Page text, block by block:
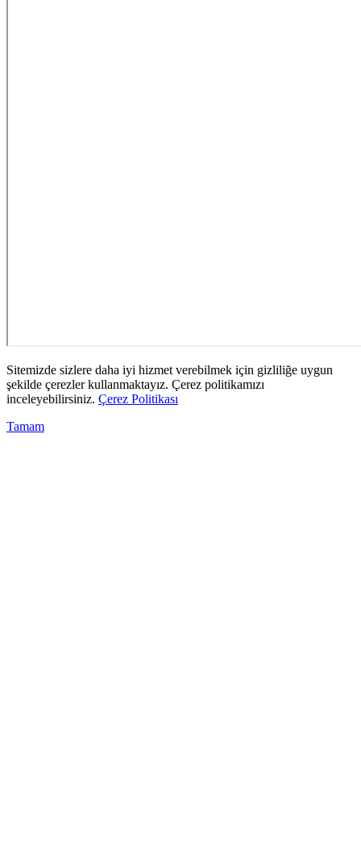
Sitemizde sizlere daha iyi hizmet verebilmek için gizliliğe uygun
şekilde çerezler kullanmaktayız. Çerez politikamızı
inceleyebilirsiniz. Çerez Politikası
Tamam